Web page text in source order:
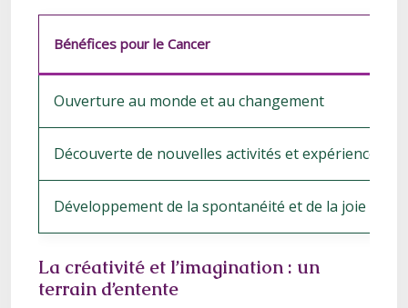
Bénéfices pour le Cancer
Ouverture au monde et au changement
Découverte de nouvelles activités et expériences
Développement de la spontanéité et de la joie de
La créativité et l’imagination : un
terrain d’entente